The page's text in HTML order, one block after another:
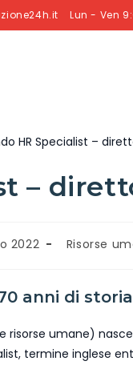
Lun - Ven
–
2022 Risorse
anni di storia
risorse umane)
termine inglese